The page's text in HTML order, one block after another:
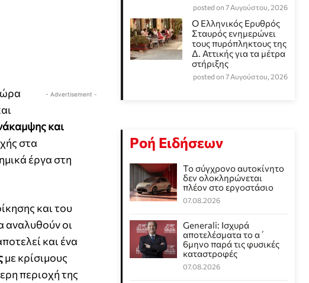
- Advertisement -
και
στα
έργα στη
και του
αναλυθούν οι
και ένα
με κρίσιμους
περιοχή της
posted on 7 Αυγούστου, 2026
Ο Ελληνικός Ερυθρός
Σταυρός ενημερώνει
τους πυρόπληκτους της
Δ. Αττικής για τα μέτρα
στήριξης
posted on 7 Αυγούστου, 2026
Ροή Ειδήσεων
Το σύγχρονο αυτοκίνητο
δεν ολοκληρώνεται
πλέον στο εργοστάσιο
07.08.2026
Generali: Ισχυρά
αποτελέσματα το α΄
6μηνο παρά τις φυσικές
καταστροφές
07.08.2026